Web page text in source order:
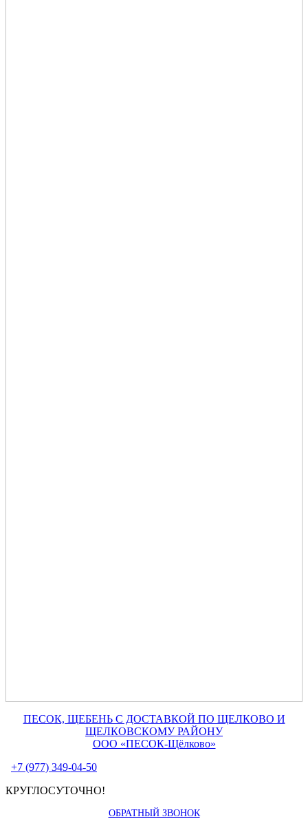
ПЕСОК, ЩЕБЕНЬ С ДОСТАВКОЙ ПО ЩЕЛКОВО И
ЩЕЛКОВСКОМУ РАЙОНУ
ООО «ПЕСОК-Щёлково»
+7 (977) 349-04-50
КРУГЛОСУТОЧНО!
ОБРАТНЫЙ ЗВОНОК